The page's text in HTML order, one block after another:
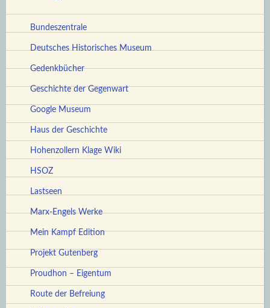
Bundeszentrale
Deutsches Historisches Museum
Gedenkbücher
Geschichte der Gegenwart
Google Museum
Haus der Geschichte
Hohenzollern Klage Wiki
HSOZ
Lastseen
Marx-Engels Werke
Mein Kampf Edition
Projekt Gutenberg
Proudhon – Eigentum
Route der Befreiung